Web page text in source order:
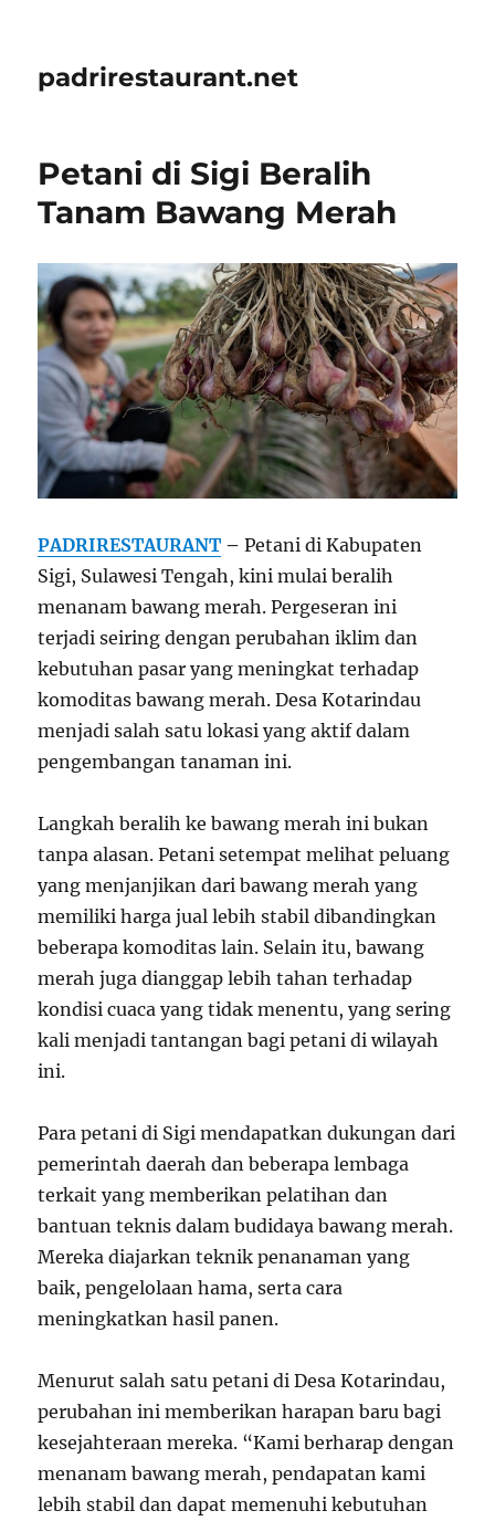
padrirestaurant.net
Petani di Sigi Beralih
Tanam Bawang Merah
PADRIRESTAURANT –Petani di Kabupaten
Sigi, Sulawesi Tengah, kini mulai beralih
menanam bawang merah. Pergeseran ini
terjadi seiring dengan perubahan iklim dan
kebutuhan pasar yang meningkat terhadap
komoditas bawang merah. Desa Kotarindau
menjadi salah satu lokasi yang aktif dalam
pengembangan tanaman ini.
Langkah beralih ke bawang merah ini bukan
tanpa alasan. Petani setempat melihat peluang
yang menjanjikan dari bawang merah yang
memiliki harga jual lebih stabil dibandingkan
beberapa komoditas lain. Selain itu, bawang
merah juga dianggap lebih tahan terhadap
kondisi cuaca yang tidak menentu, yang sering
kali menjadi tantangan bagi petani di wilayah
ini.
Para petani di Sigi mendapatkan dukungan dari
pemerintah daerah dan beberapa lembaga
terkait yang memberikan pelatihan dan
bantuan teknis dalam budidaya bawang merah.
Mereka diajarkan teknik penanaman yang
baik, pengelolaan hama, serta cara
meningkatkan hasil panen.
Menurut salah satu petani di Desa Kotarindau,
perubahan ini memberikan harapan baru bagi
kesejahteraan mereka. “Kami berharap dengan
menanam bawang merah, pendapatan kami
lebih stabil dan dapat memenuhi kebutuhan